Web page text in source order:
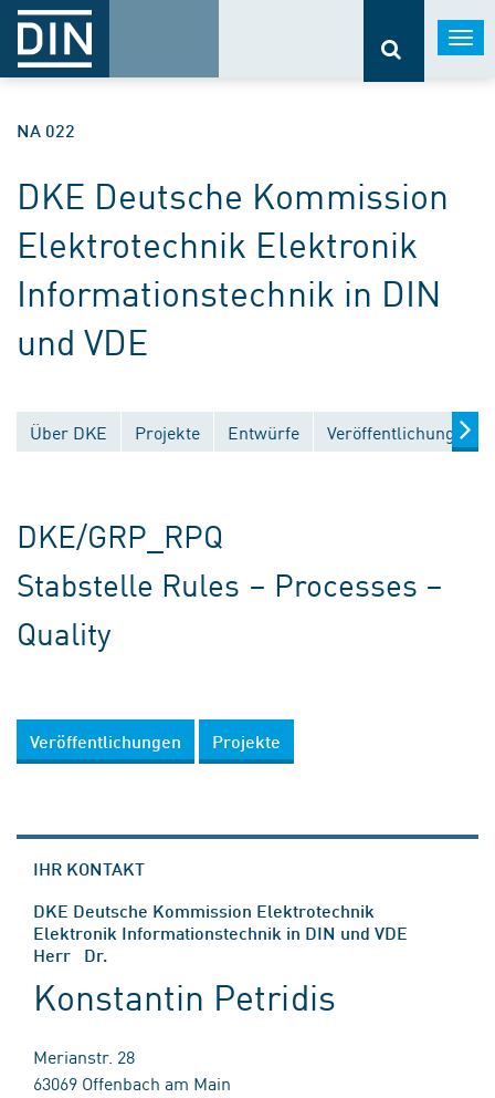
NA 022
DKE Deutsche Kommission
Elektrotechnik Elektronik
Informationstechnik in DIN
und VDE
Über DKE Projekte Entwürfe Veröffentlichungen
DKE/GRP_RPQ
Stabstelle Rules – Processes –
Quality
Veröffentlichungen Projekte
IHR KONTAKT
DKE Deutsche Kommission Elektrotechnik
Elektronik Informationstechnik in DIN und VDE
Herr Dr.
Konstantin Petridis
Merianstr. 28
63069 Offenbach am Main